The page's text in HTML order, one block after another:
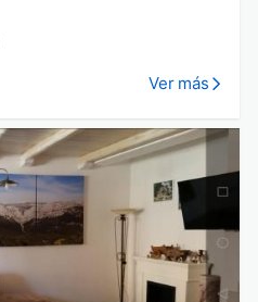
Ver más